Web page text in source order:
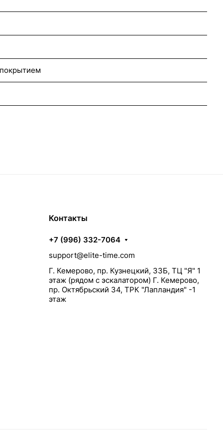
Контакты
+7 (996) 332-7064
support@elite-time.com
Г. Кемерово, пр. Кузнецкий, 33Б, ТЦ "Я" 1
этаж (рядом с эскалатором) Г. Кемерово,
пр. Октябрьский 34, ТРК "Лапландия" -1
этаж